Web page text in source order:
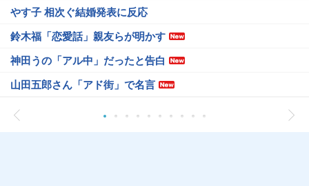
やす子 相次ぐ結婚発表に反応
鈴木福「恋愛話」親友らが明かす
神田うの「アル中」だったと告白
山田五郎さん「アド街」で名言